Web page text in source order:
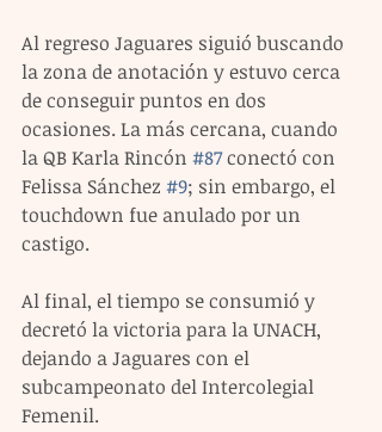
Al regreso Jaguares siguió buscando
la zona de anotación y estuvo cerca
de conseguir puntos en dos
ocasiones. La más cercana, cuando
la QB Karla Rincón #87 conectó con
Felissa Sánchez #9; sin embargo, el
touchdown fue anulado por un
castigo.
Al final, el tiempo se consumió y
decretó la victoria para la UNACH,
dejando a Jaguares con el
subcampeonato del Intercolegial
Femenil.